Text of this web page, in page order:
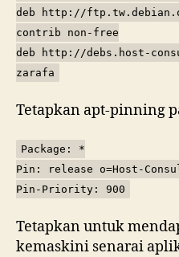
deb http://
contrib non-free
deb http://debs.host-
zarafa
Tetapkan apt-pinning
Package: *
Pin: release o=Host-
Pin-Priority: 900
Tetapkan untuk
kemaskini senarai